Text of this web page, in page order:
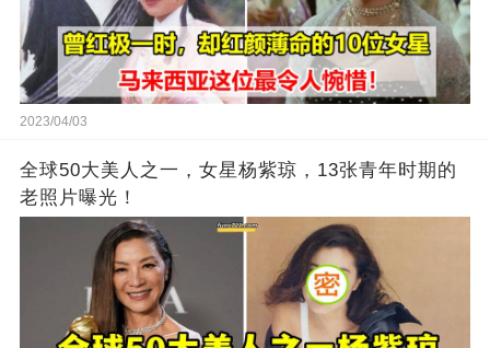
2023/04/03
全球50大美人之一，女星杨紫琼，13张青年时期的
老照片曝光！